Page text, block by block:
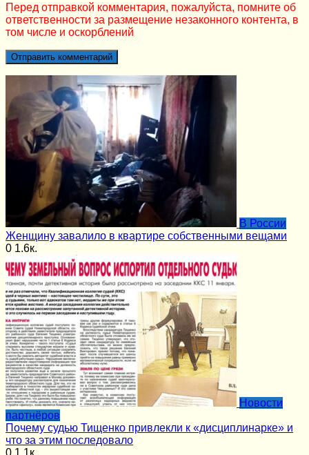
Перед отправкой комментария, пожалуйста, помните об
ответственности за размещение незаконного контента, в
том числе и оскорблений
В России
Женщину завалило в квартире собственными вещами
0 1.6к.
Новости
партнёров
Почему судью Тищенко привлекли к «дисциплинарке» и
что за этим последовало
0 1.1к.